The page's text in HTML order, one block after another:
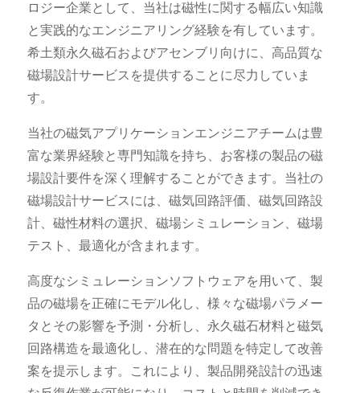
ロジー企業として、当社は磁性に関する幅広い知識
と実践的なエンジニアリング経験を有しています。
希土類永久磁石およびアセンブリ向けに、高品質な
磁場設計サービスを提供することに尽力していま
す。
当社の磁気アプリケーションエンジニアチームは豊
富な業界経験と専門知識を持ち、お客様の製品の磁
場設計要件を深く理解することができます。 当社の
磁場設計サービスには、磁気回路評価、磁気回路設
計、磁性材料の選択、磁場シミュレーション、磁場
テスト、最適化が含まれます。
高度なシミュレーションソフトウェアを用いて、製
品の磁場を正確にモデル化し、様々な磁場パラメー
タとその影響を予測・分析し、永久磁石材料と磁気
回路構造を最適化し、潜在的な問題を特定して改善
案を提示します。これにより、製品開発設計の迅速